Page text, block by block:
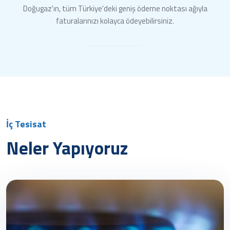
Doğugaz'ın, tüm Türkiye'deki geniş ödeme noktası ağıyla
faturalarınızı kolayca ödeyebilirsiniz.
İç Tesisat
Neler Yapıyoruz